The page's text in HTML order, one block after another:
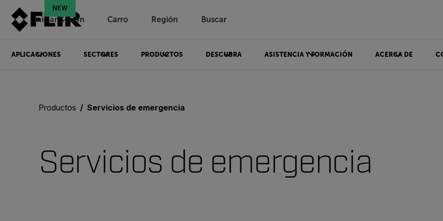
Iniciar Sesión Unread messages
Carro Región Buscar
APLICACIONES SECTORES PRODUCTOS DESCUBRA ASISTENCIA Y FORMACIÓN ACERCA DE
Productos Servicios de emergencia
Servicios de emergencia
NEW